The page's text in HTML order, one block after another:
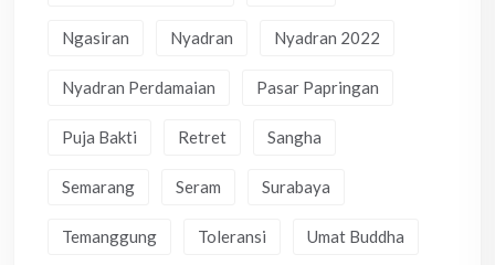
Ngasiran Nyadran Nyadran 2022
Nyadran Perdamaian Pasar Papringan
Puja Bakti Retret Sangha
Semarang Seram Surabaya
Temanggung Toleransi Umat Buddha